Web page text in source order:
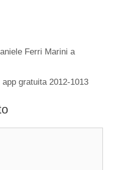
Ferri Marini a
gratuita 2012-1013